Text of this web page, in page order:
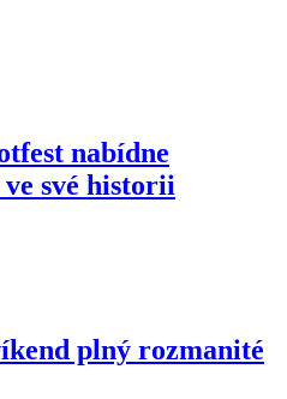
nabídne
své historii
plný rozmanité